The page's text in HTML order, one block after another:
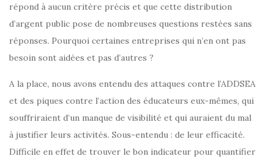
répond à aucun critère précis et que cette distribution
d’argent public pose de nombreuses questions restées sans
réponses. Pourquoi certaines entreprises qui n’en ont pas
besoin sont aidées et pas d’autres ?
A la place, nous avons entendu des attaques contre l’ADDSEA
et des piques contre l’action des éducateurs eux-mêmes, qui
souffriraient d’un manque de visibilité et qui auraient du mal
à justifier leurs activités. Sous-entendu : de leur efficacité.
Difficile en effet de trouver le bon indicateur pour quantifier